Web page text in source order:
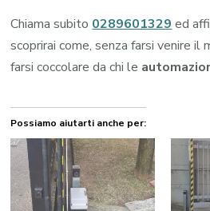
Chiama subito 0289601329 ed
scoprirai come, senza farsi venire
farsi coccolare da chi le
Possiamo aiutarti anche per: